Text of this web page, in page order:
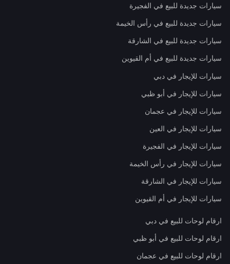
سيارات جديدة للبيع في الفجيرة
سيارات جديدة للبيع في رأس الخيمة
سيارات جديدة للبيع في الشارقة
سيارات جديدة للبيع في أم القيوين
سيارات للإيجار في دبي
سيارات للإيجار في أبو ظبي
سيارات للإيجار في عجمان
سيارات للإيجار في العين
سيارات للإيجار في الفجيرة
سيارات للإيجار في رأس الخيمة
سيارات للإيجار في الشارقة
سيارات للإيجار في أم القيوين
ارقام لوحات للبيع في دبي
ارقام لوحات للبيع في أبو ظبي
ارقام لوحات للبيع في عجمان